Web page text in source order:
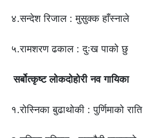
४.सन्देश रिजाल : मुसुक्क हाँस्नाले
५.रामशरण ढकाल : दुःख पाको छु
सर्बोत्कृष्ट लोकदोहोरी नव गायिका
१.रोस्निका बुढाथोकी : पुर्णिमाको राति